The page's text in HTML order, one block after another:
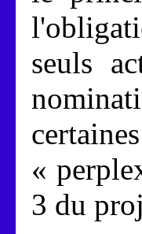
seuls
«
3 du